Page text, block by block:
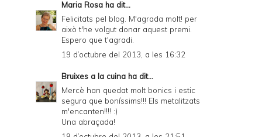
Maria Rosa ha dit...
Felicitats pel blog. M'agrada molt! per
això t'he volgut donar aquest premi.
Espero que t'agradi.
19 d’octubre del 2013, a les 16:32
Bruixes a la cuina ha dit...
Mercè han quedat molt bonics i estic
segura que boníssims!!! Els metalitzats
m'encanten!!!! :)
Una abraçada!